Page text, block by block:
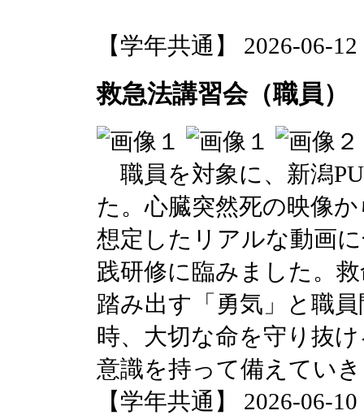
【学年共通】 2026-06-
救急法講習会（職員）
職員を対象に、新潟
た。心臓突然死の映像
想定したリアルな動画
践研修に臨みました。
踏み出す「勇気」と職
時、大切な命を守り抜
意識を持って備えてい
【学年共通】 2026-06-